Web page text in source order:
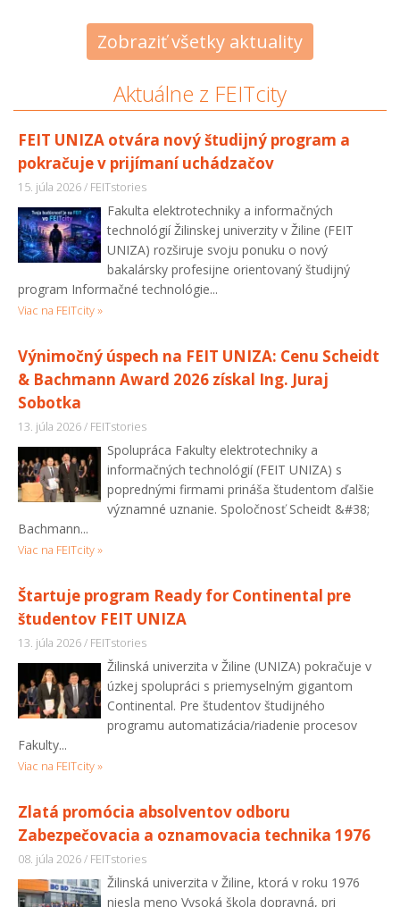
Zobraziť všetky aktuality
Aktuálne z FEITcity
FEIT UNIZA otvára nový študijný program a
pokračuje v prijímaní uchádzačov
15. júla 2026 / FEITstories
Fakulta elektrotechniky a informačných
technológií Žilinskej univerzity v Žiline (FEIT
UNIZA) rozširuje svoju ponuku o nový
bakalársky profesijne orientovaný študijný
program Informačné technológie...
Viac na FEITcity »
Výnimočný úspech na FEIT UNIZA: Cenu Scheidt
& Bachmann Award 2026 získal Ing. Juraj
Sobotka
13. júla 2026 / FEITstories
Spolupráca Fakulty elektrotechniky a
informačných technológií (FEIT UNIZA) s
poprednými firmami prináša študentom ďalšie
významné uznanie. Spoločnosť Scheidt &#38;
Bachmann...
Viac na FEITcity »
Štartuje program Ready for Continental pre
študentov FEIT UNIZA
13. júla 2026 / FEITstories
Žilinská univerzita v Žiline (UNIZA) pokračuje v
úzkej spolupráci s priemyselným gigantom
Continental. Pre študentov študijného
programu automatizácia/riadenie procesov
Fakulty...
Viac na FEITcity »
Zlatá promócia absolventov odboru
Zabezpečovacia a oznamovacia technika 1976
08. júla 2026 / FEITstories
Žilinská univerzita v Žiline, ktorá v roku 1976
niesla meno Vysoká škola dopravná, pri